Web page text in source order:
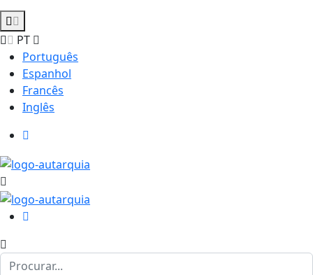
PT
Português
Espanhol
Francês
Inglês